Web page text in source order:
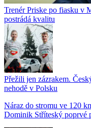
Trenér Priske po fiasku v
postrádá kvalitu
Přežili jen zázrakem.
nehodě v Polsku
Náraz do stromu ve 120
Dominik Stříteský poprvé